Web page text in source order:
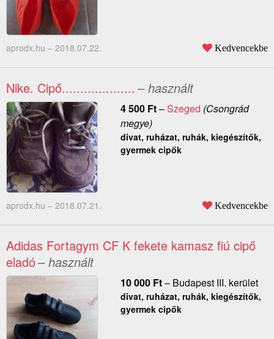
aprodx.hu – 2018.07.22. Kedvencekbe
Nike. Cipő.................... – használt
4 500 Ft–Szeged (Csongrád
megye)
divat, ruházat, ruhák, kiegészítők,
gyermek cipők
aprodx.hu – 2018.07.21. Kedvencekbe
Adidas Fortagym CF K fekete kamasz fiú cipő
eladó– használt
10 000 Ft– Budapest III. kerület
divat, ruházat, ruhák, kiegészítők,
gyermek cipők